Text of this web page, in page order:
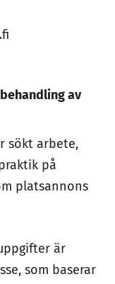
av
sökt arbete,
på
platsannons
är
som baserar